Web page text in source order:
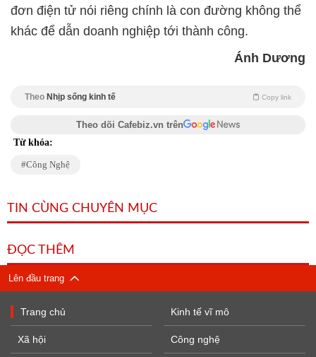
đơn điện tử nói riêng chính là con đường không thể
khác để dẫn doanh nghiệp tới thành công.
Ánh Dương
Theo Nhịp sống kinh tế Copy link
Theo dõi Cafebiz.vn trên
Từ khóa:
Công Nghệ
TIN CÙNG CHUYÊN MỤC
ĐỌC THÊM
Lên đầu trang
Trang chủ
Xã hội
Kinh tế vĩ mô
Công nghệ